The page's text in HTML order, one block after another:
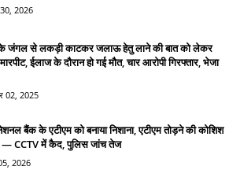
2026
के जंगल से लकड़ी काटकर जलाऊ हेतु लाने की बात को लेकर
ईलाज के दौरान हो गई मौत, चार आरोपी गिरफ्तार, भेजा
02, 2025
बैंक के एटीएम को बनाया निशाना, एटीएम तोड़ने की कोशिश
— CCTV में कैद, पुलिस जांच तेज
2026